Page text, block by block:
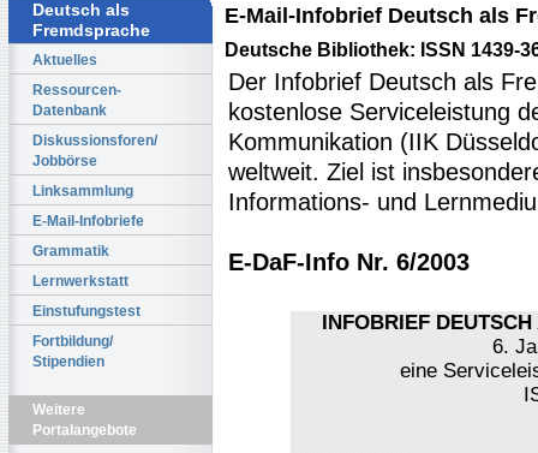
Deutsch als
Fremdsprache
Aktuelles
Ressourcen-
Datenbank
Diskussionsforen/
Jobbörse
Linksammlung
E-Mail-Infobriefe
Grammatik
Lernwerkstatt
Einstufungstest
Fortbildung/
Stipendien
Weitere
Portalangebote
E-Mail-Infobrief Deutsch als
Deutsche Bibliothek: ISSN 1439-
Der Infobrief Deutsch als
kostenlose Serviceleistung
Kommunikation (IIK
weltweit. Ziel ist
Informations- und
E-DaF-Info Nr. 6/2003
INFOBRIEF
6.
eine